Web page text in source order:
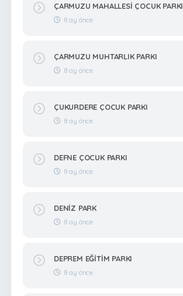
ÇARMUZU MAHALLESİ ÇOCUK PARKI
8 ay önce
ÇARMUZU MUHTARLIK PARKI
8 ay önce
ÇUKURDERE ÇOCUK PARKI
8 ay önce
DEFNE ÇOCUK PARKI
8 ay önce
DENİZ PARK
8 ay önce
DEPREM EĞİTİM PARKI
8 ay önce